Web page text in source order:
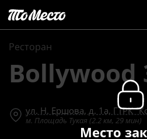
Ресторан
Bollywood
ул. Н. Ершова, д. 1а, ГТРК
м. Площадь Тукая (2.2 км, 29 мин)
Место